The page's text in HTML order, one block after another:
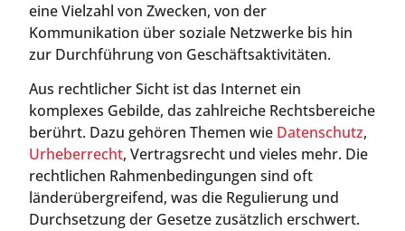
eine Vielzahl von Zwecken, von der
Kommunikation über soziale Netzwerke bis hin
zur Durchführung von Geschäftsaktivitäten.
Aus rechtlicher Sicht ist das Internet ein
komplexes Gebilde, das zahlreiche Rechtsbereiche
berührt. Dazu gehören Themen wie Datenschutz,
Urheberrecht, Vertragsrecht und vieles mehr. Die
rechtlichen Rahmenbedingungen sind oft
länderübergreifend, was die Regulierung und
Durchsetzung der Gesetze zusätzlich erschwert.